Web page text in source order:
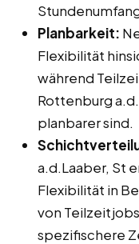
Planbarkeit:
Flexibilität
während
Rottenburg
planbarer sind.
a.d.Laaber, St
Flexibilität in
von
spezifischere